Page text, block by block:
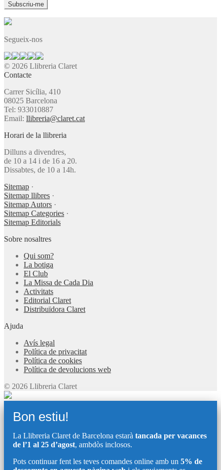
Segueix-nos
© 2026 Llibreria Claret
Contacte
Carrer Sicília, 410
08025 Barcelona
Tel: 933010887
Email: llibreria@claret.cat
Horari de la llibreria
Dilluns a divendres,
de 10 a 14 i de 16 a 20.
Dissabtes, de 10 a 14h.
Sitemap ·
Sitemap llibres ·
Sitemap Autors ·
Sitemap Categories ·
Sitemap Editorials
Sobre nosaltres
Qui som?
La botiga
El Club
La Missa de Cada Dia
Activitats
Editorial Claret
Distribuïdora Claret
Ajuda
Avís legal
Política de privacitat
Política de cookies
Política de devolucions web
© 2026 Llibreria Claret
Bon estiu!
La Llibreria Claret de Barcelona estarà tancada per vacances
de l’1 al 25 d’agost, ambdòs inclosos.
Pots continuar fent les teves comandes online amb un 5% de